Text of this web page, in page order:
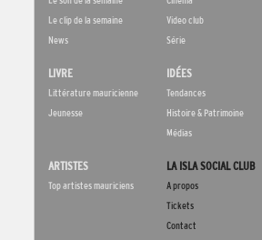
Le clip de la semaine
News
Video club
Série
LIVRE
Littérature mauricienne
Jeunesse
IDÉES
Tendances
Histoire & Patrimoine
Médias
ARTISTES
Top artistes mauriciens
LA ISLA SOCIAL CLUB
A propos
Tickets
Contact